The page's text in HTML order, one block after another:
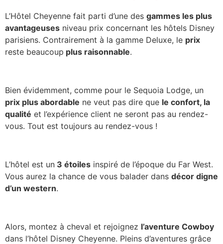
L’Hôtel Cheyenne fait parti d’une des gammes les plus
avantageuses niveau prix concernant les hôtels Disney
parisiens. Contrairement à la gamme Deluxe, le prix
reste beaucoup plus raisonnable.
Bien évidemment, comme pour le Sequoia Lodge, un
prix plus abordable ne veut pas dire que le confort, la
qualité et l’expérience client ne seront pas au rendez-
vous. Tout est toujours au rendez-vous !
L’hôtel est un 3 étoiles inspiré de l’époque du Far West.
Vous aurez la chance de vous balader dans décor digne
d’un western.
Alors, montez à cheval et rejoignez l’aventure Cowboy
dans l’hôtel Disney Cheyenne. Pleins d’aventures grâce